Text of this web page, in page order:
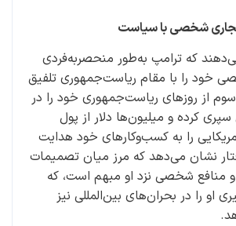
شخصی با سیاست
که ترامپ به‌طور منحصربه‌فردی
خود را با مقام ریاست‌جمهوری تلفیق
از روزهای ریاست‌جمهوری خود را در
کرده و میلیون‌ها دلار از پول
را به کسب‌وکارهای خود هدایت
نشان می‌دهد که مرز میان تصمیمات
منافع شخصی نزد او مبهم است، که
او را در بحران‌های بین‌المللی نیز